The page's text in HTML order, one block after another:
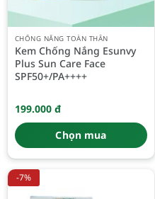
CHỐNG NẮNG TOÀN THÂN
Kem Chống Nắng Esunvy
Plus Sun Care Face
SPF50+/PA++++
199.000 đ
Chọn mua
-7%